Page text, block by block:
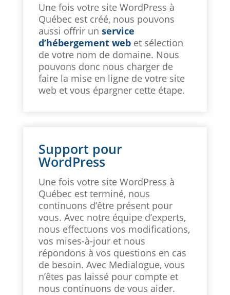
Une fois votre site WordPress à
Québec est créé, nous pouvons
aussi offrir un service
d’hébergement webet sélection
de votre nom de domaine. Nous
pouvons donc nous charger de
faire la mise en ligne de votre site
web et vous épargner cette étape.
Support pour
WordPress
Une fois votre site WordPress à
Québec est terminé, nous
continuons d’être présent pour
vous. Avec notre équipe d’experts,
nous effectuons vos modifications,
vos mises-à-jour et nous
répondons à vos questions en cas
de besoin. Avec Medialogue, vous
n’êtes pas laissé pour compte et
nous continuons de vous aider.